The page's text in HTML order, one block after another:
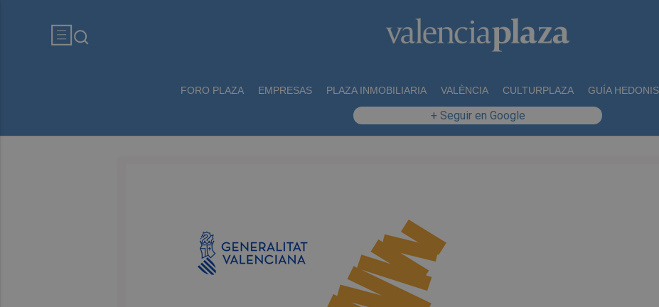
FORO PLAZA EMPRESAS PLAZA INMOBILIARIA VALÈNCIA CULTURPLAZA GUÍA
+ Seguir en Google